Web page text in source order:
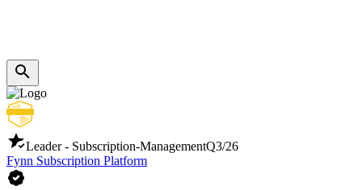
Leader - Subscription-ManagementQ3/26
Fynn Subscription Platform